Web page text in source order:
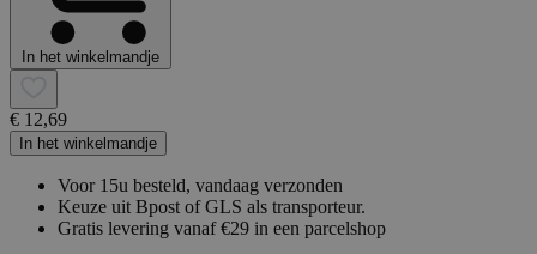
In het winkelmandje
€ 12,69
In het winkelmandje
Voor 15u besteld, vandaag verzonden
Keuze uit Bpost of GLS als transporteur.
Gratis levering vanaf €29 in een parcelshop